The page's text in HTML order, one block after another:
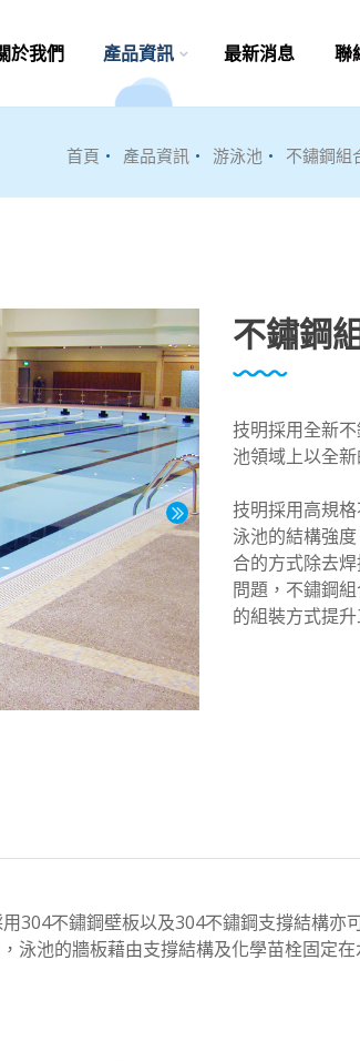
於我們 產品資訊 最新消息 聯
首頁 產品資訊 游泳池 不鏽鋼組
不鏽鋼
技明採用全新
池領域上以全
技明採用高規
泳池的結構強
合的方式除去
問題，不鏽鋼
的組裝方式提
304不鏽鋼壁板以及304不鏽鋼支撐結構亦
泳池的牆板藉由支撐結構及化學苗栓固定